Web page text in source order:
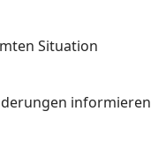
Situation
informieren